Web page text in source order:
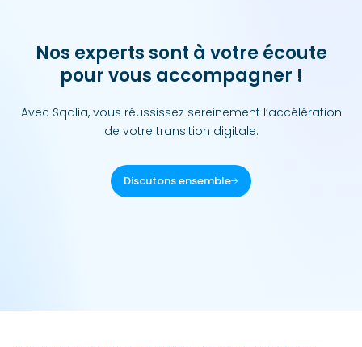
Nos experts sont à votre écoute
pour vous accompagner !
Avec Sqalia, vous réussissez sereinement l’accélération
de votre transition digitale.
Discutons ensemble